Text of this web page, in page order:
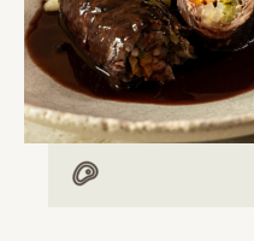
Mit Fleisch